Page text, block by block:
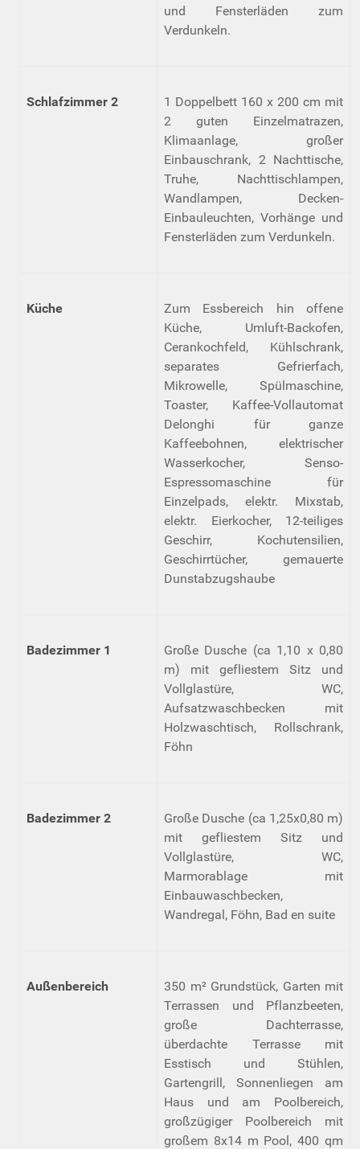
und Fensterläden zum
Verdunkeln.
Schlafzimmer 2
1 Doppelbett 160 x 200 cm mit
2 guten Einzelmatrazen,
Klimaanlage, großer
Einbauschrank, 2 Nachttische,
Truhe, Nachttischlampen,
Wandlampen, Decken-
Einbauleuchten, Vorhänge und
Fensterläden zum Verdunkeln.
Küche
Zum Essbereich hin offene
Küche, Umluft-Backofen,
Cerankochfeld, Kühlschrank,
separates Gefrierfach,
Mikrowelle, Spülmaschine,
Toaster, Kaffee-Vollautomat
Delonghi für ganze
Kaffeebohnen, elektrischer
Wasserkocher, Senso-
Espressomaschine für
Einzelpads, elektr. Mixstab,
elektr. Eierkocher, 12-teiliges
Geschirr, Kochutensilien,
Geschirrtücher, gemauerte
Dunstabzugshaube
Badezimmer 1
Große Dusche (ca 1,10 x 0,80
m) mit gefliestem Sitz und
Vollglastüre, WC,
Aufsatzwaschbecken mit
Holzwaschtisch, Rollschrank,
Föhn
Badezimmer 2
Große Dusche (ca 1,25x0,80 m)
mit gefliestem Sitz und
Vollglastüre, WC,
Marmorablage mit
Einbauwaschbecken,
Wandregal, Föhn, Bad en suite
Außenbereich
350 m² Grundstück, Garten mit
Terrassen und Pflanzbeeten,
große Dachterrasse,
überdachte Terrasse mit
Esstisch und Stühlen,
Gartengrill, Sonnenliegen am
Haus und am Poolbereich,
großzügiger Poolbereich mit
großem 8x14 m Pool, 400 qm